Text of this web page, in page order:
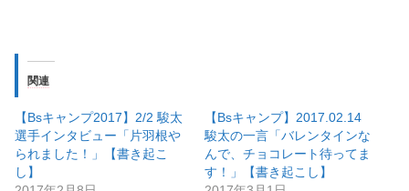
ィ
ン
ド
開
き
ま
す
)
新
い
ウ
ィ
開
き
ま
す
)
関連
【Bsキャンプ2017】2/2 駿太
選手インタビュー「片羽根や
られました！」【書き起こ
し】
【Bsキャンプ】2017.02.14
駿太の一言「バレンタインな
んで、チョコレート待ってま
す！」【書き起こし】